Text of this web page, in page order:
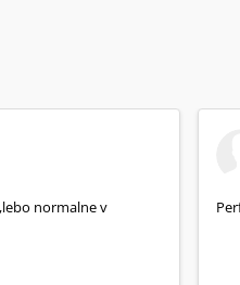
normalne v